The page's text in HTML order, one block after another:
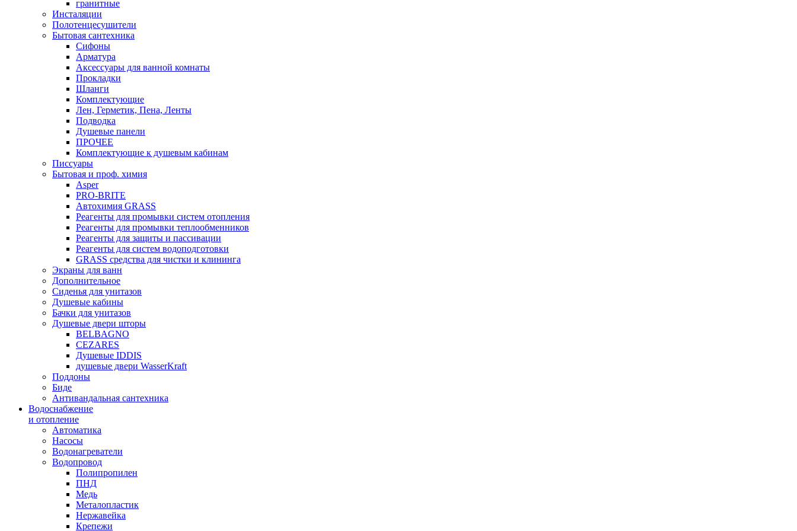
гранитные
Инсталяции
Полотенцесушители
Бытовая сантехника
Сифоны
Арматура
Аксессуары для ванной комнаты
Прокладки
Шланги
Комплектующие
Лен, Герметик, Пена, Ленты
Подводка
Душевые панели
ПРОЧЕЕ
Комплектующие к душевым кабинам
Писсуары
Бытовая и проф. химия
Asper
PRO-BRITE
Автохимия GRASS
Реагенты для промывки систем отопления
Реагенты для промывки теплообменников
Реагенты для защиты и пассивации
Реагенты для систем водоподготовки
GRASS средства для чистки и клининга
Экраны для ванн
Дополнительное
Сиденья для унитазов
Душевые кабины
Бачки для унитазов
Душевые двери шторы
BELBAGNO
CEZARES
Душевые IDDIS
душевые двери WasserKraft
Поддоны
Биде
Антивандальная сантехника
Водоснабжение
и отопление
Автоматика
Насосы
Водонагреватели
Водопровод
Полипропилен
ПНД
Медь
Металопластик
Нержавейка
Крепежи